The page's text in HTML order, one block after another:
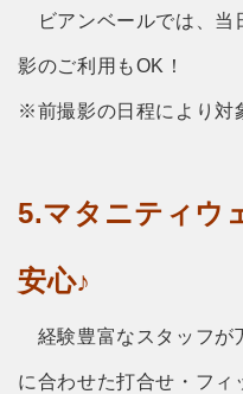
ビアンベールでは、当
影のご利用もOK！
※前撮影の日程により対
5.マタニティウ
安心♪
経験豊富なスタッフが
に合わせた打合せ・フィ